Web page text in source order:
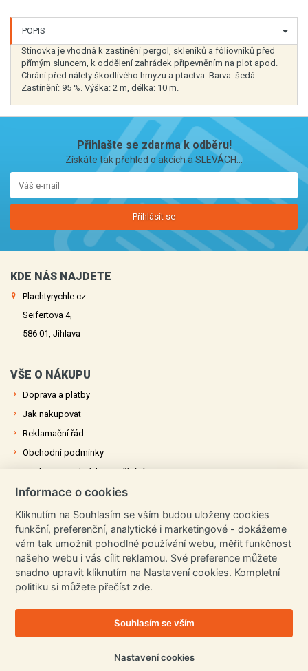
POPIS
Stínovka je vhodná k zastínění pergol, skleníků a fóliovníků před
přímým sluncem, k oddělení zahrádek připevněním na plot apod.
Chrání před nálety škodlivého hmyzu a ptactva. Barva: šedá.
Zastínění: 95 %. Výška: 2 m, délka: 10 m.
Přihlašte se zdarma k odběru!
Získáte tak přehled o akcích a SLEVÁCH...
Přihlásit se
KDE NÁS NAJDETE
Plachtyrychle.cz
Seifertova 4,
586 01, Jihlava
VŠE O NÁKUPU
Doprava a platby
Jak nakupovat
Reklamační řád
Obchodní podmínky
Cookies a podmínky používání
Ochrana osobních údajů
OZVĚTE SE NÁM
+420 731 677 716
info@plachtyrychle.cz
Všechny kontakty
Informace o cookies
Kliknutím na Souhlasím se vším budou uloženy cookies
funkční, preferenční, analytické i marketingové - dokážeme
vám tak umožnit pohodlné používání webu, měřit funkčnost
našeho webu i vás cílit reklamou. Své preference můžete
snadno upravit kliknutím na Nastavení cookies. Kompletní
politiku si můžete přečíst zde.
Souhlasím se vším
Nastavení cookies